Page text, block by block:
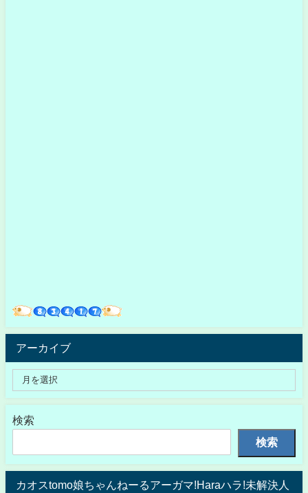
アーカイブ
検索
検索
カオスtomo娘ちゃんねーるアーガマ!Haraハラ!未解決人